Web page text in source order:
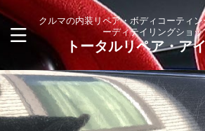
クルマの内装リペア・ボディコーティ
ーディテイリングショッ
トータルリペア・ア